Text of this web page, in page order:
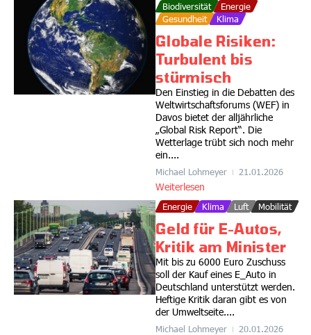
Biodiversität
Energie
Gesundheit
Klima
Globale Risiken:
Turbulent bis
stürmisch
Den Einstieg in die Debatten des
Weltwirtschaftsforums (WEF) in
Davos bietet der alljährliche
„Global Risk Report“. Die
Wetterlage trübt sich noch mehr
ein....
Michael Lohmeyer 21.01.2026
Weiterlesen
Energie Klima Luft Mobilität
Geld für E-Autos,
Kritik am Minister
Mit bis zu 6000 Euro Zuschuss
soll der Kauf eines E_Auto in
Deutschland unterstützt werden.
Heftige Kritik daran gibt es von
der Umweltseite....
Michael Lohmeyer 20.01.2026